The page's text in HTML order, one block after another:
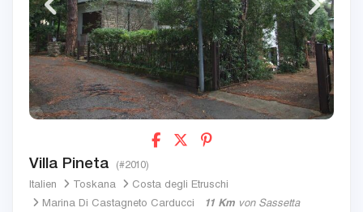
Villa Pineta (#2010)
Italien Toskana
Costa degli Etruschi
Marina Di Castagneto Carducci
11 Km von Sassetta